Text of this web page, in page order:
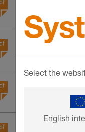
Schlüter-DITRA -
Schlüter-DITRA-
© Schlueter-Systems
Schlüter-DITRA-
Select the
English